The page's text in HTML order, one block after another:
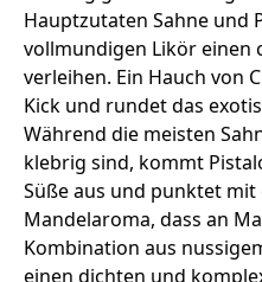
Hauptzutaten Sahne und
vollmundigen Likör einen
verleihen. Ein Hauch von
Kick und rundet das
Während die meisten
klebrig sind, kommt
Süße aus und punktet mit
Mandelaroma, dass an
Kombination aus
einen dichten und